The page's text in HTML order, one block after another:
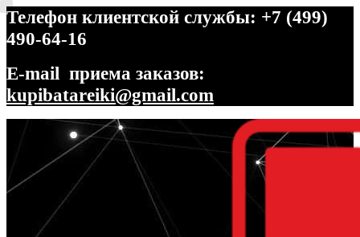
Телефон клиентской службы: +7 (499)
490-64-16
E-mail приема заказов:
kupibatareiki@gmail.com
Перейти
навигации
Перейти
содержимому